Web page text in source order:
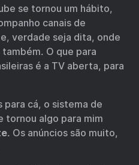
se tornou um hábito,
canais de
verdade seja dita, onde
O que para
é a TV aberta, para
para cá, o sistema de
tornou algo para mim
. Os anúncios são muito,